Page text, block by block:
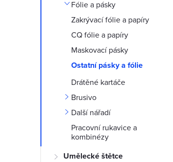
Fólie a pásky
Zakrývací fólie a papíry
CQ fólie a papíry
Maskovací pásky
Ostatní pásky a fólie
Drátěné kartáče
Brusivo
Další nářadí
Pracovní rukavice a
kombinézy
Umělecké štětce